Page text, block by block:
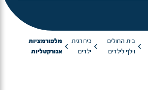
בית החולים
וילף לילדים
כירורגית
ילדים
מלפורמציות
אנורקטליות